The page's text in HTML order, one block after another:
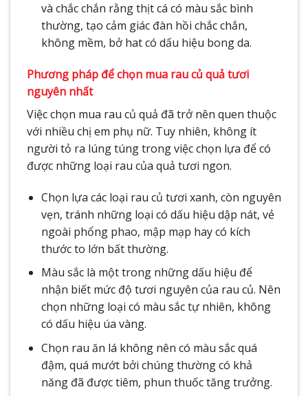
và chắc chắn rằng thịt cá có màu sắc bình
thường, tạo cảm giác đàn hồi chắc chắn,
không mềm, bở hat có dấu hiệu bong da.
Phương pháp để chọn mua rau củ quả tươi
nguyên nhất
Việc chọn mua rau củ quả đã trở nên quen thuộc
với nhiều chị em phụ nữ. Tuy nhiên, không ít
người tỏ ra lúng túng trong việc chọn lựa để có
được những loại rau của quả tươi ngon.
Chọn lựa các loại rau củ tươi xanh, còn nguyên
vẹn, tránh những loại có dấu hiệu dập nát, vẻ
ngoài phổng phao, mập mạp hay có kích
thước to lớn bất thường.
Màu sắc là một trong những dấu hiệu để
nhận biết mức độ tươi nguyên của rau củ. Nên
chọn những loại có màu sắc tự nhiên, không
có dấu hiệu úa vàng.
Chọn rau ăn lá không nên có màu sắc quá
đậm, quá mướt bởi chúng thường có khả
năng đã được tiêm, phun thuốc tăng trưởng.